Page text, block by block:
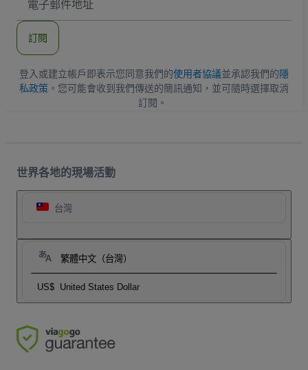
子
地
訂閱
登入或建立帳戶即表示您同意我們的使用者協議並承認我們的隱
私政策 。您可能會收到我們傳送的簡訊通知，並可隨時選擇取消
訂閱。
世界各地的現場活動
台灣
繁體中文（台灣）
US$ United States Dollar